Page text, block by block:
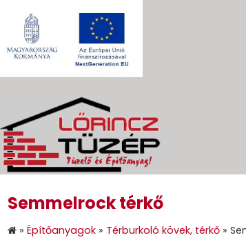
KEZDŐLAP ÉPÍTŐANYAGOK
Semmelrock térkő
» Építőanyagok » Térburkoló kövek, térkő »